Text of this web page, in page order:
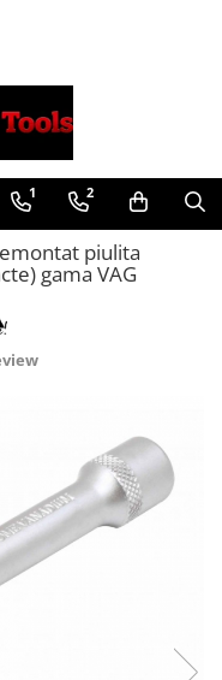
1 2
piulita
gama VAG